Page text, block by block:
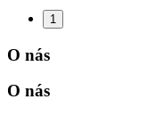
1
O nás
O nás